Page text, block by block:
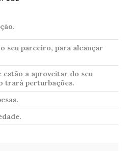
seu parceiro, para alcançar
estão a aproveitar do seu
trará perturbações.